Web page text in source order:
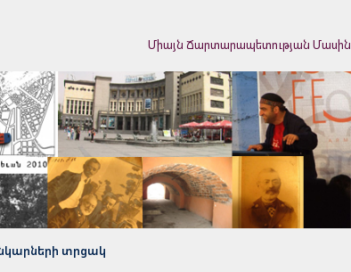
Միայն Ճարտարապետության Մասին
տրցակ